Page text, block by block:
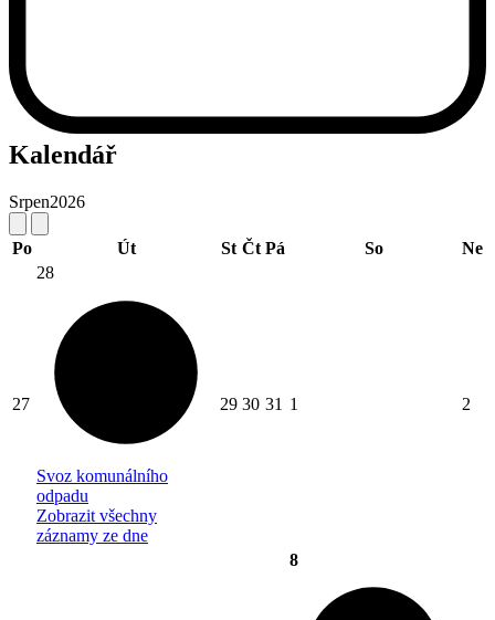
Kalendář
Srpen2026
Po Út St Čt Pá So Ne
27
28
Svoz komunálního
odpadu
Zobrazit všechny
záznamy ze dne
29 30 31 1 2
8